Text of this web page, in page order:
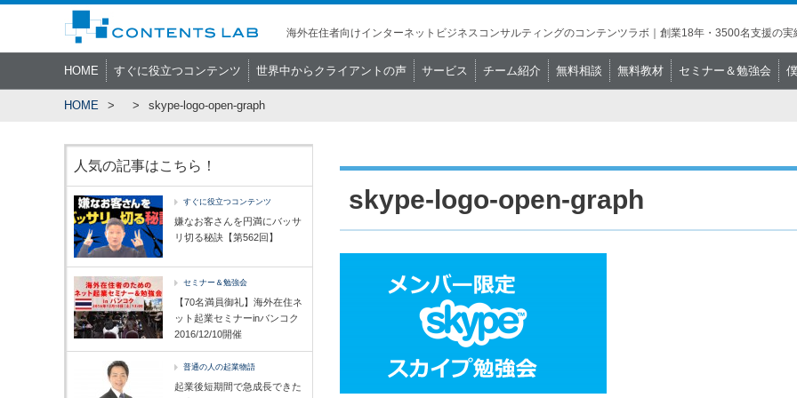
海外在住者向けインターネットビジネスコンサルティングのコンテンツラボ｜創業18年・3500名支援の実
HOME すぐに役立つコンテンツ 世界中からクライアントの声 サービス チーム紹介 無料相談 無料教材 セミナー＆勉強会
HOME skype-logo-open-graph
skype-logo-open-graph
人気の記事はこちら！
すぐに役立つコンテンツ
嫌なお客さんを円満にバッサ
リ切る秘訣【第562回】
セミナー＆勉強会
【70名満員御礼】海外在住ネ
ット起業セミナーinバンコク
2016/12/10開催
普通の人の起業物語
起業後短期間で急成長できた